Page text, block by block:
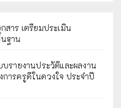
สาร เตรียมประเมิน
ฐาน
บรายงานประวัติและผลงาน
ารครูดีในดวงใจ ประจำปี